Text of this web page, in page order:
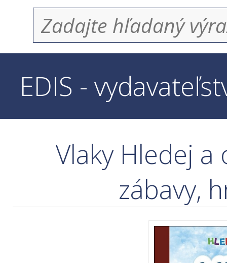
EDIS -
Vlaky Hledej
zábavy,